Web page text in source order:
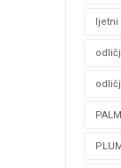
ljetni